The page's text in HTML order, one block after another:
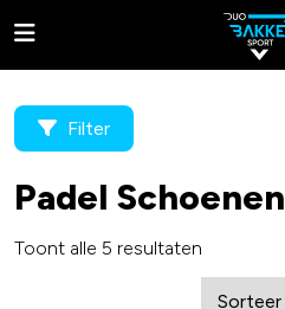
Adidas
Filter
Padel Schoenen
Toont alle 5 resultaten